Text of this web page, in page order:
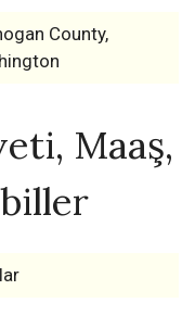
County,
Maaş,